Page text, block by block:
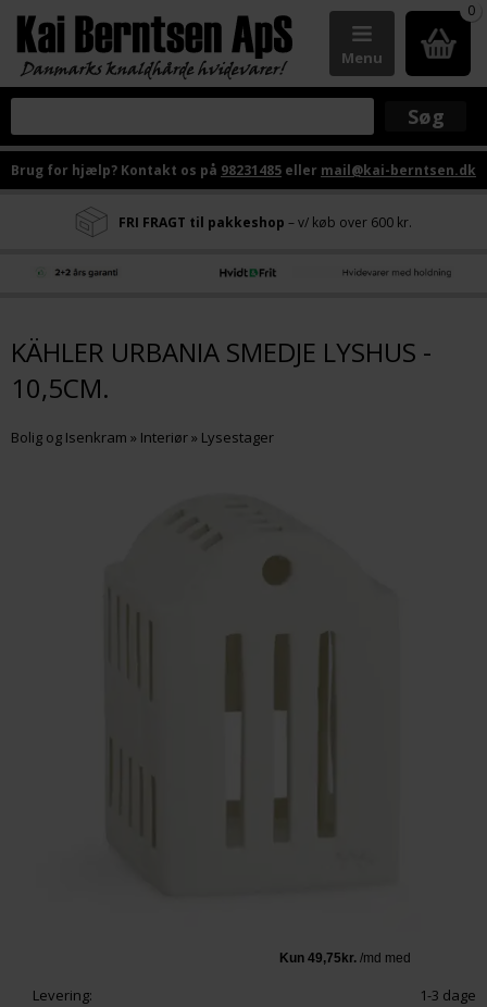
0
Menu
Brug for hjælp? Kontakt os på 98231485 eller mail@kai-berntsen.dk
FRI FRAGT til pakkeshop – v/ køb over 600 kr.
KÄHLER URBANIA SMEDJE LYSHUS -
10,5CM.
Bolig og Isenkram » Interiør» Lysestager
Levering:
1-3 dage